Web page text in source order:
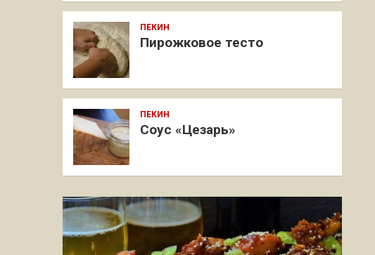
ПЕКИН
Пирожковое тесто
ПЕКИН
Соус «Цезарь»